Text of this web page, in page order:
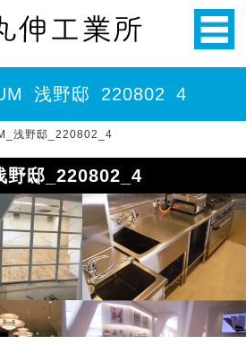
浅野邸_220802_4
浅野邸_220802_4
野邸_220802_4